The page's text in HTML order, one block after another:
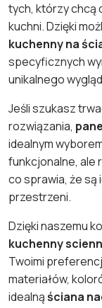
tych, którzy chcą
kuchni. Dzięki
kuchenny na
specyficznych
unikalnego
Jeśli szukasz
rozwiązania,
idealnym
funkcjonalne, ale
co sprawia, że są
przestrzeni.
Dzięki naszemu
kuchenny
Twoimi
materiałów,
idealnąściana